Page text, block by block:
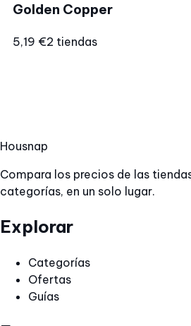
Golden Copper
5,19 €2 tiendas
Housnap
Compara los precios de las
categorías, en un solo lugar.
Explorar
Categorías
Ofertas
Guías